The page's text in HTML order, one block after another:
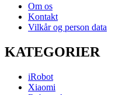
Om os
Kontakt
Vilkår og person data
KATEGORIER
iRobot
Xiaomi